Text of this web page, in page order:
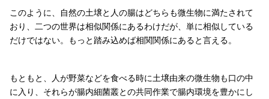
このように、自然の土壌と人の腸はどちらも微生物に満たされて
おり、二つの世界は相似関係にあるわけだが、単に相似している
だけではない。もっと踏み込めば相関関係にあると言える。
もともと、人が野菜などを食べる時に土壌由来の微生物も口の中
に入り、それらが腸内細菌叢との共同作業で腸内環境を豊かにし